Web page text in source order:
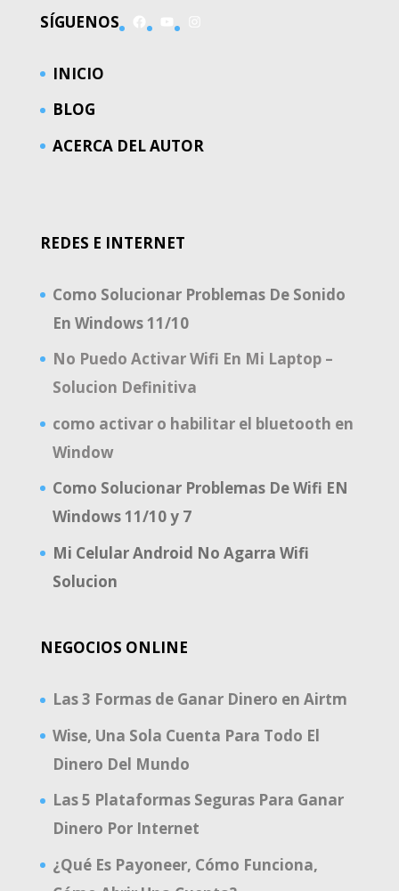
SÍGUENOS
INICIO
BLOG
ACERCA DEL AUTOR
REDES E INTERNET
Como Solucionar Problemas De Sonido
En Windows 11/10
No Puedo Activar Wifi En Mi Laptop –
Solucion Definitiva
como activar o habilitar el bluetooth en
Window
Como Solucionar Problemas De Wifi EN
Windows 11/10 y 7
Mi Celular Android No Agarra Wifi
Solucion
NEGOCIOS ONLINE
Las 3 Formas de Ganar Dinero en Airtm
Wise, Una Sola Cuenta Para Todo El
Dinero Del Mundo
Las 5 Plataformas Seguras Para Ganar
Dinero Por Internet
¿Qué Es Payoneer, Cómo Funciona,